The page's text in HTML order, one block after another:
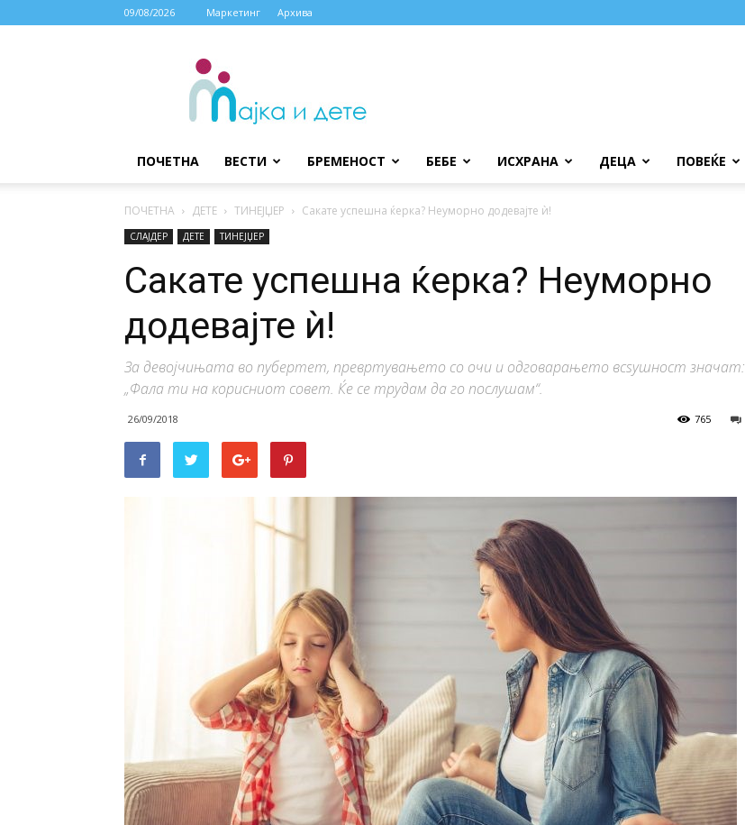
09/08/2026 Маркетинг Архива
МАЈКА
ДЕТЕ
ПОЧЕТНА ВЕСТИ БРЕМЕНОСТ БЕБЕ ИСХРАНА ДЕЦА ПОВЕЌЕ
ПОЧЕТНА ДЕТЕ ТИНЕЈЏЕР Сакате успешна ќерка? Неуморно додевајте ѝ!
СЛАЈДЕР ДЕТЕ ТИНЕЈЏЕР
Сакате успешна ќерка? Неуморно
додевајте ѝ!
За девојчињата во пубертет, превртувањето со очи и одговарањето всѕушност значат:
„Фала ти на корисниот совет. Ќе се трудам да го послушам“.
26/09/2018 765